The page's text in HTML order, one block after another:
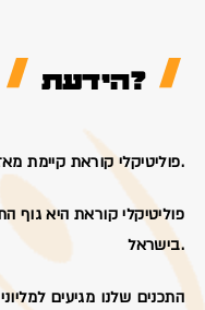
הידעת?
פוליטיקלי קוראת קיימת מאז 2012.
פוליטיקלי קוראת היא גוף
בישראל.
התכנים שלנו מגיעים